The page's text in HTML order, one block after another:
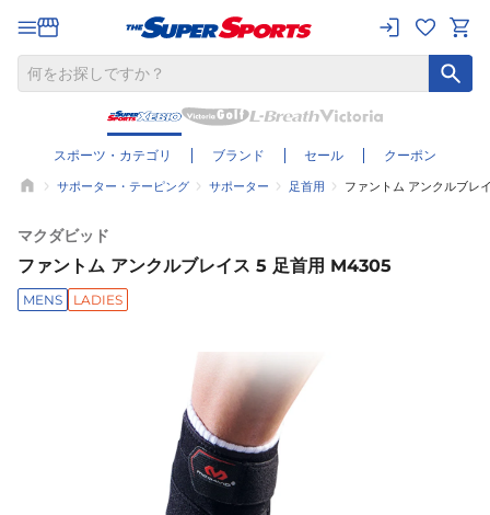
スポーツ・カテゴリ ブランド セール クーポン
サポーター・テーピング サポーター 足首用 ファントム アンクルブレ
マクダビッド
ファントム アンクルブレイス 5 足首用 M4305
MENS LADIES